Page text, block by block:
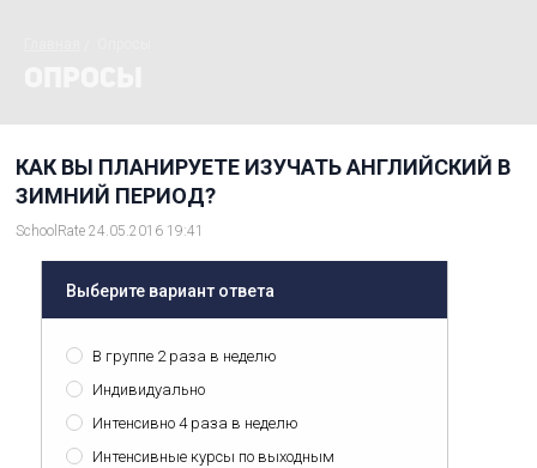
КАК ВЫ ПЛАНИРУЕТЕ ИЗУЧАТЬ АНГЛИЙСКИЙ В
ЗИМНИЙ ПЕРИОД?
SchoolRate 24.05.2016 19:41
Выберите вариант ответа
В группе 2 раза в неделю
Индивидуально
Интенсивно 4 раза в неделю
Интенсивные курсы по выходным